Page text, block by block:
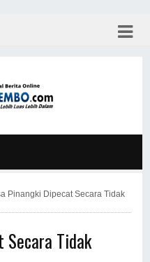
Pinangki Dipecat Secara Tidak
Secara Tidak